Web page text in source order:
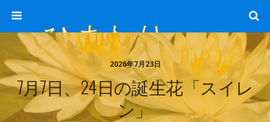
ひまわり畑 sunflower-field
2026年7月23日
7月7日、24日の誕生花「スイレ
ン」